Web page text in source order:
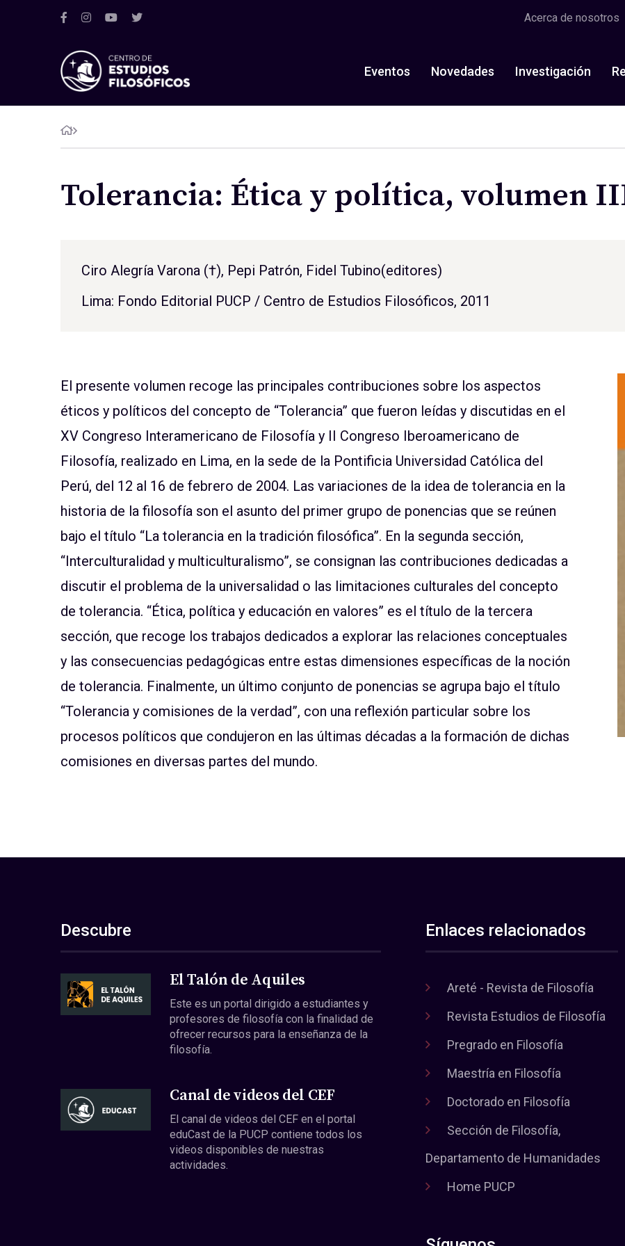
Acerca de nosotros
Eventos Novedades Investigación
Tolerancia: Ética y política, volumen
Ciro Alegría Varona (†), Pepi Patrón, Fidel Tubino(editores)
Lima: Fondo Editorial PUCP / Centro de Estudios Filosóficos, 2011
El presente volumen recoge las principales contribuciones sobre los aspectos
éticos y políticos del concepto de “Tolerancia” que fueron leídas y discutidas en el
XV Congreso Interamericano de Filosofía y II Congreso Iberoamericano de
Filosofía, realizado en Lima, en la sede de la Pontificia Universidad Católica del
Perú, del 12 al 16 de febrero de 2004. Las variaciones de la idea de tolerancia en la
historia de la filosofía son el asunto del primer grupo de ponencias que se reúnen
bajo el título “La tolerancia en la tradición filosófica”. En la segunda sección,
“Interculturalidad y multiculturalismo”, se consignan las contribuciones dedicadas a
discutir el problema de la universalidad o las limitaciones culturales del concepto
de tolerancia. “Ética, política y educación en valores” es el título de la tercera
sección, que recoge los trabajos dedicados a explorar las relaciones conceptuales
y las consecuencias pedagógicas entre estas dimensiones específicas de la noción
de tolerancia. Finalmente, un último conjunto de ponencias se agrupa bajo el título
“Tolerancia y comisiones de la verdad”, con una reflexión particular sobre los
procesos políticos que condujeron en las últimas décadas a la formación de dichas
comisiones en diversas partes del mundo.
Descubre
El Talón de Aquiles
Este es un portal dirigido a estudiantes y
profesores de filosofía con la finalidad de
ofrecer recursos para la enseñanza de la
filosofía.
Canal de videos del CEF
El canal de videos del CEF en el portal
eduCast de la PUCP contiene todos los
videos disponibles de nuestras
actividades.
Enlaces relacionados
Areté - Revista de Filosofía
Revista Estudios de Filosofía
Pregrado en Filosofía
Maestría en Filosofía
Doctorado en Filosofía
Sección de Filosofía,
Departamento de Humanidades
Home PUCP